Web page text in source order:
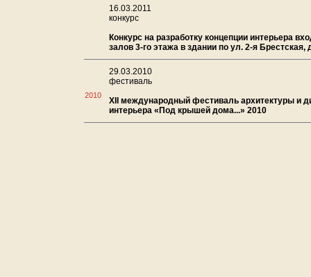
16.03.2011
конкурс
Конкурс на разработку концепции интерьера
залов 3-го этажа в здании по ул. 2-я Брестская,
2010
29.03.2010
фестиваль
XII международный фестиваль архитектуры и
интерьера «Под крышей дома...» 2010